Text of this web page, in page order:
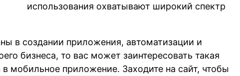
использования охватывают широкий спектр
в создании приложения, автоматизации и
бизнеса, то вас может заинтересовать такая
в мобильное приложение. Заходите на сайт, чтобы